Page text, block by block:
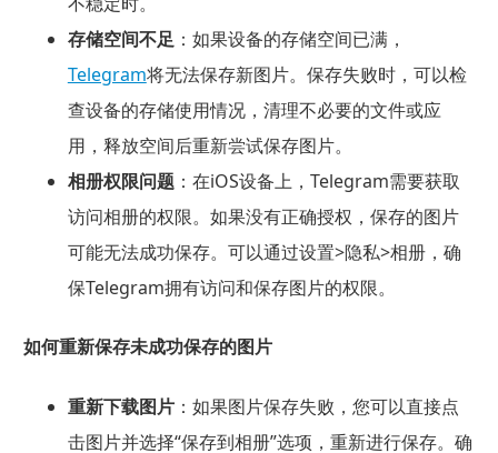
存储空间不足：如果设备的存储空间已满，
Telegram将无法保存新图片。保存失败时，可以检
查设备的存储使用情况，清理不必要的文件或应
用，释放空间后重新尝试保存图片。
相册权限问题：在iOS设备上，Telegram需要获取
访问相册的权限。如果没有正确授权，保存的图片
可能无法成功保存。可以通过设置>隐私>相册，确
保Telegram拥有访问和保存图片的权限。
如何重新保存未成功保存的图片
重新下载图片：如果图片保存失败，您可以直接点
击图片并选择“保存到相册”选项，重新进行保存。确